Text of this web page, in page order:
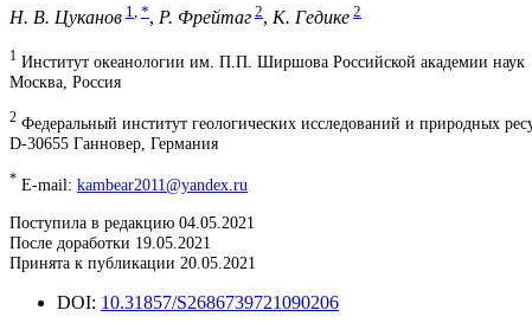
Н. В. Цуканов 1 *, Р. Фрейтаг 2, К. Гедике 2
1 Институт океанологии им. П.П. Ширшова Российской академии наук
Москва, Россия
2 Федеральный институт геологических исследований и природных
D-30655 Ганновер, Германия
* E-mail: kambear2011@yandex.ru
Поступила в редакцию 04.05.2021
После доработки 19.05.2021
Принята к публикации 20.05.2021
DOI: 10.31857/S2686739721090206